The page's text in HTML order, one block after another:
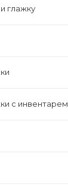
глажку
с инвентарем